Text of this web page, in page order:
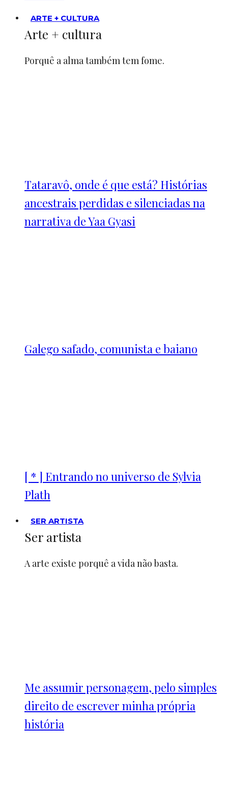
ARTE + CULTURA
Arte + cultura
Porquê a alma também tem fome.
Tataravô, onde é que está? Histórias
ancestrais perdidas e silenciadas na
narrativa de Yaa Gyasi
Galego safado, comunista e baiano
[ * ] Entrando no universo de Sylvia
Plath
SER ARTISTA
Ser artista
A arte existe porquê a vida não basta.
Me assumir personagem, pelo simples
direito de escrever minha própria
história